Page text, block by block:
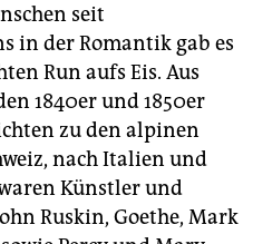
seit
in der Romantik gab es
Run aufs Eis. Aus
1840er und 1850er
zu den alpinen
nach Italien und
Künstler und
Ruskin, Goethe, Mark